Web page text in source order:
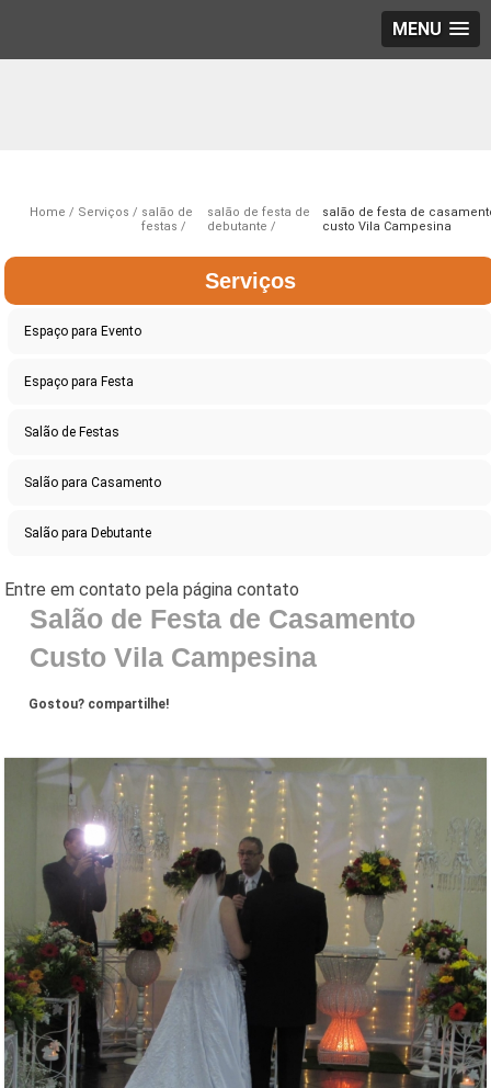
MENU
Home Serviços
salão de
festas
salão de festa de
debutante
salão de festa de
custo Vila Campesina
Serviços
Espaço para Evento
Espaço para Festa
Salão de Festas
Salão para Casamento
Salão para Debutante
Salão de Festa de Casamento
Custo Vila Campesina
Gostou? compartilhe!